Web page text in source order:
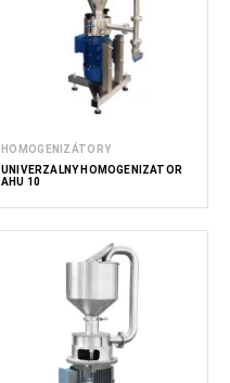
HOMOGENIZÁTORY
UNIVERZÁLNY HOMOGENIZÁTOR
AHU 10